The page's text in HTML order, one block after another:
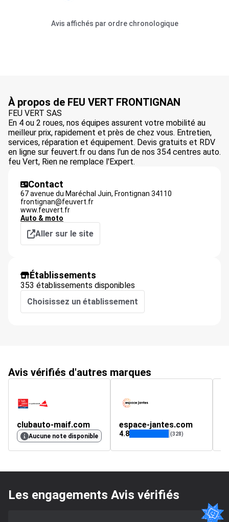
Avis affichés par ordre chronologique
À propos de FEU VERT FRONTIGNAN
FEU VERT SAS
En 4 ou 2 roues, nos équipes assurent votre mobilité au
meilleur prix, rapidement et près de chez vous. Entretien,
services, réparation et équipement. Devis gratuits et RDV
en ligne sur feuvert.fr ou dans l'un de nos 354 centres auto.
feu Vert, Rien ne remplace l'Expert.
Contact
67 avenue du Maréchal Juin, Frontignan 34110
frontignan@feuvert.fr
www.feuvert.fr
Auto & moto
Aller sur le site
Établissements
353 établissements disponibles
Choisissez un établissement
Avis vérifiés d'autres marques
clubauto-maif.com
Aucune note disponible
espace-jantes.com
4.8 (328)
Les engagements Avis vérifiés